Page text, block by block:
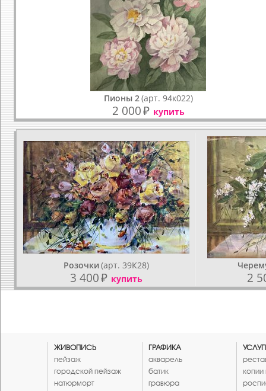
Пионы 2(арт. 94к022)
2 000₽ купить
Розочки(арт. 39К28)
3 400₽ купить 2
ЖИВОПИСЬ
пейзаж
городской пейзаж
натюрморт
ГРАФИКА
акварель
батик
гравюра
копии